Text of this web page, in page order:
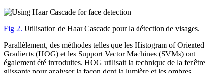
Fig 2. Utilisation de Haar Cascade pour la détection de visages.
Parallèlement, des méthodes telles que les Histogram of Oriented
Gradients (HOG) et les Support Vector Machines (SVMs) ont
également été introduites. HOG utilisait la technique de la fenêtre
glissante pour analyser la façon dont la lumière et les ombres